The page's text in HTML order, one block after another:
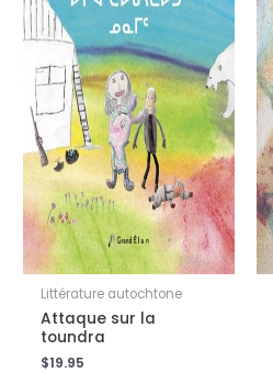
Littérature autochtone
Attaque sur la
toundra
$19.95